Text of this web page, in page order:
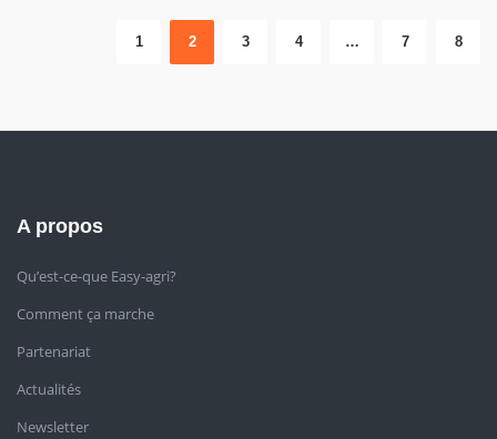
1 2 3 4 … 7 8
A propos
Qu’est-ce-que Easy-agri?
Comment ça marche
Partenariat
Actualités
Newsletter